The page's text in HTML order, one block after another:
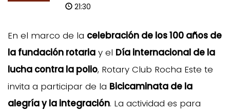
21:30
En el marco de la celebración de los 100 años de
la fundación rotaria y el Día internacional de la
lucha contra la polio, Rotary Club Rocha Este te
invita a participar de la Bicicaminata de la
alegría y la integración. La actividad es para